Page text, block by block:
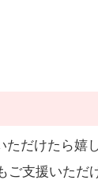
だけたら嬉し
ご支援いただ